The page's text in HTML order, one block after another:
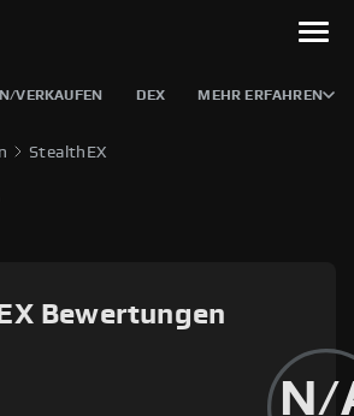
VERKAUFEN DEX MEHR ERFAHREN
StealthEX
Bewertungen
N/